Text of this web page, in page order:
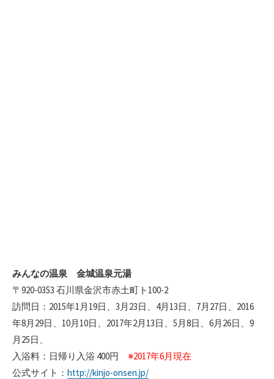
みんなの温泉 金城温泉元湯
〒920-0353 石川県金沢市赤土町ト100-2
訪問日：2015年1月19日、3月23日、4月13日、7月27日、2016
年8月29日、10月10日、2017年2月13日、5月8日、6月26日、9
月25日、
入浴料：日帰り入浴 400円 ※2017年6月現在
公式サイト： http://kinjo-onsen.jp/